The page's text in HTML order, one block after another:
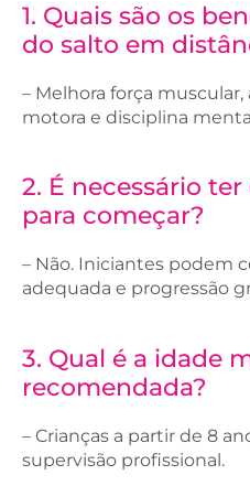
1. Quais são os
do salto em
– Melhora força
motora e disciplina
2. ​É necessário
para começar?
– Não. Iniciantes podem
adequada e progressão
3. Qual é a idade
recomendada?
– Crianças a partir de 8
supervisão profissional.